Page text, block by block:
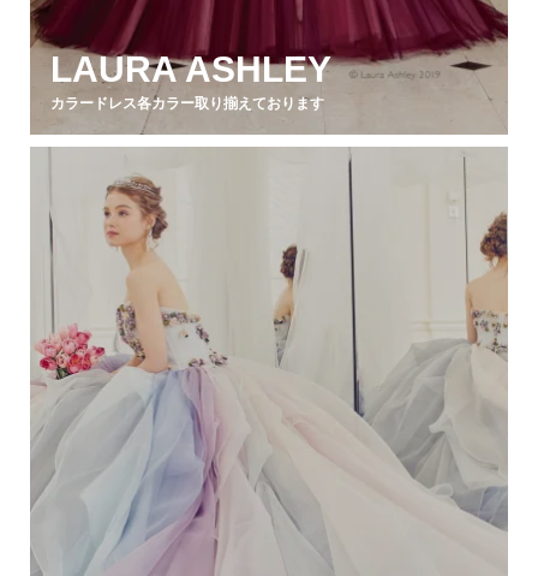
LAURA ASHLEY
カラードレス各カラー取り揃えております